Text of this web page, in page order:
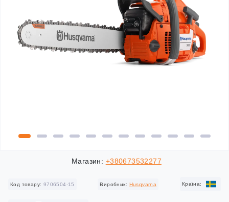
Магазин: +380673532277
Код товару: 9706504-15 Виробник: Husqvarna Країна: